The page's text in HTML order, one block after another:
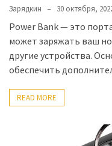
Зарядкин 30 октября,
Power Bank — это
может заряжать ваш
другие устройства.
обеспечить
READ MORE